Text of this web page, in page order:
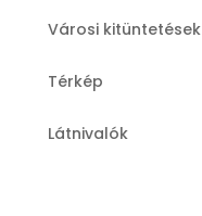
Városi kitüntetések
Térkép
Látnivalók